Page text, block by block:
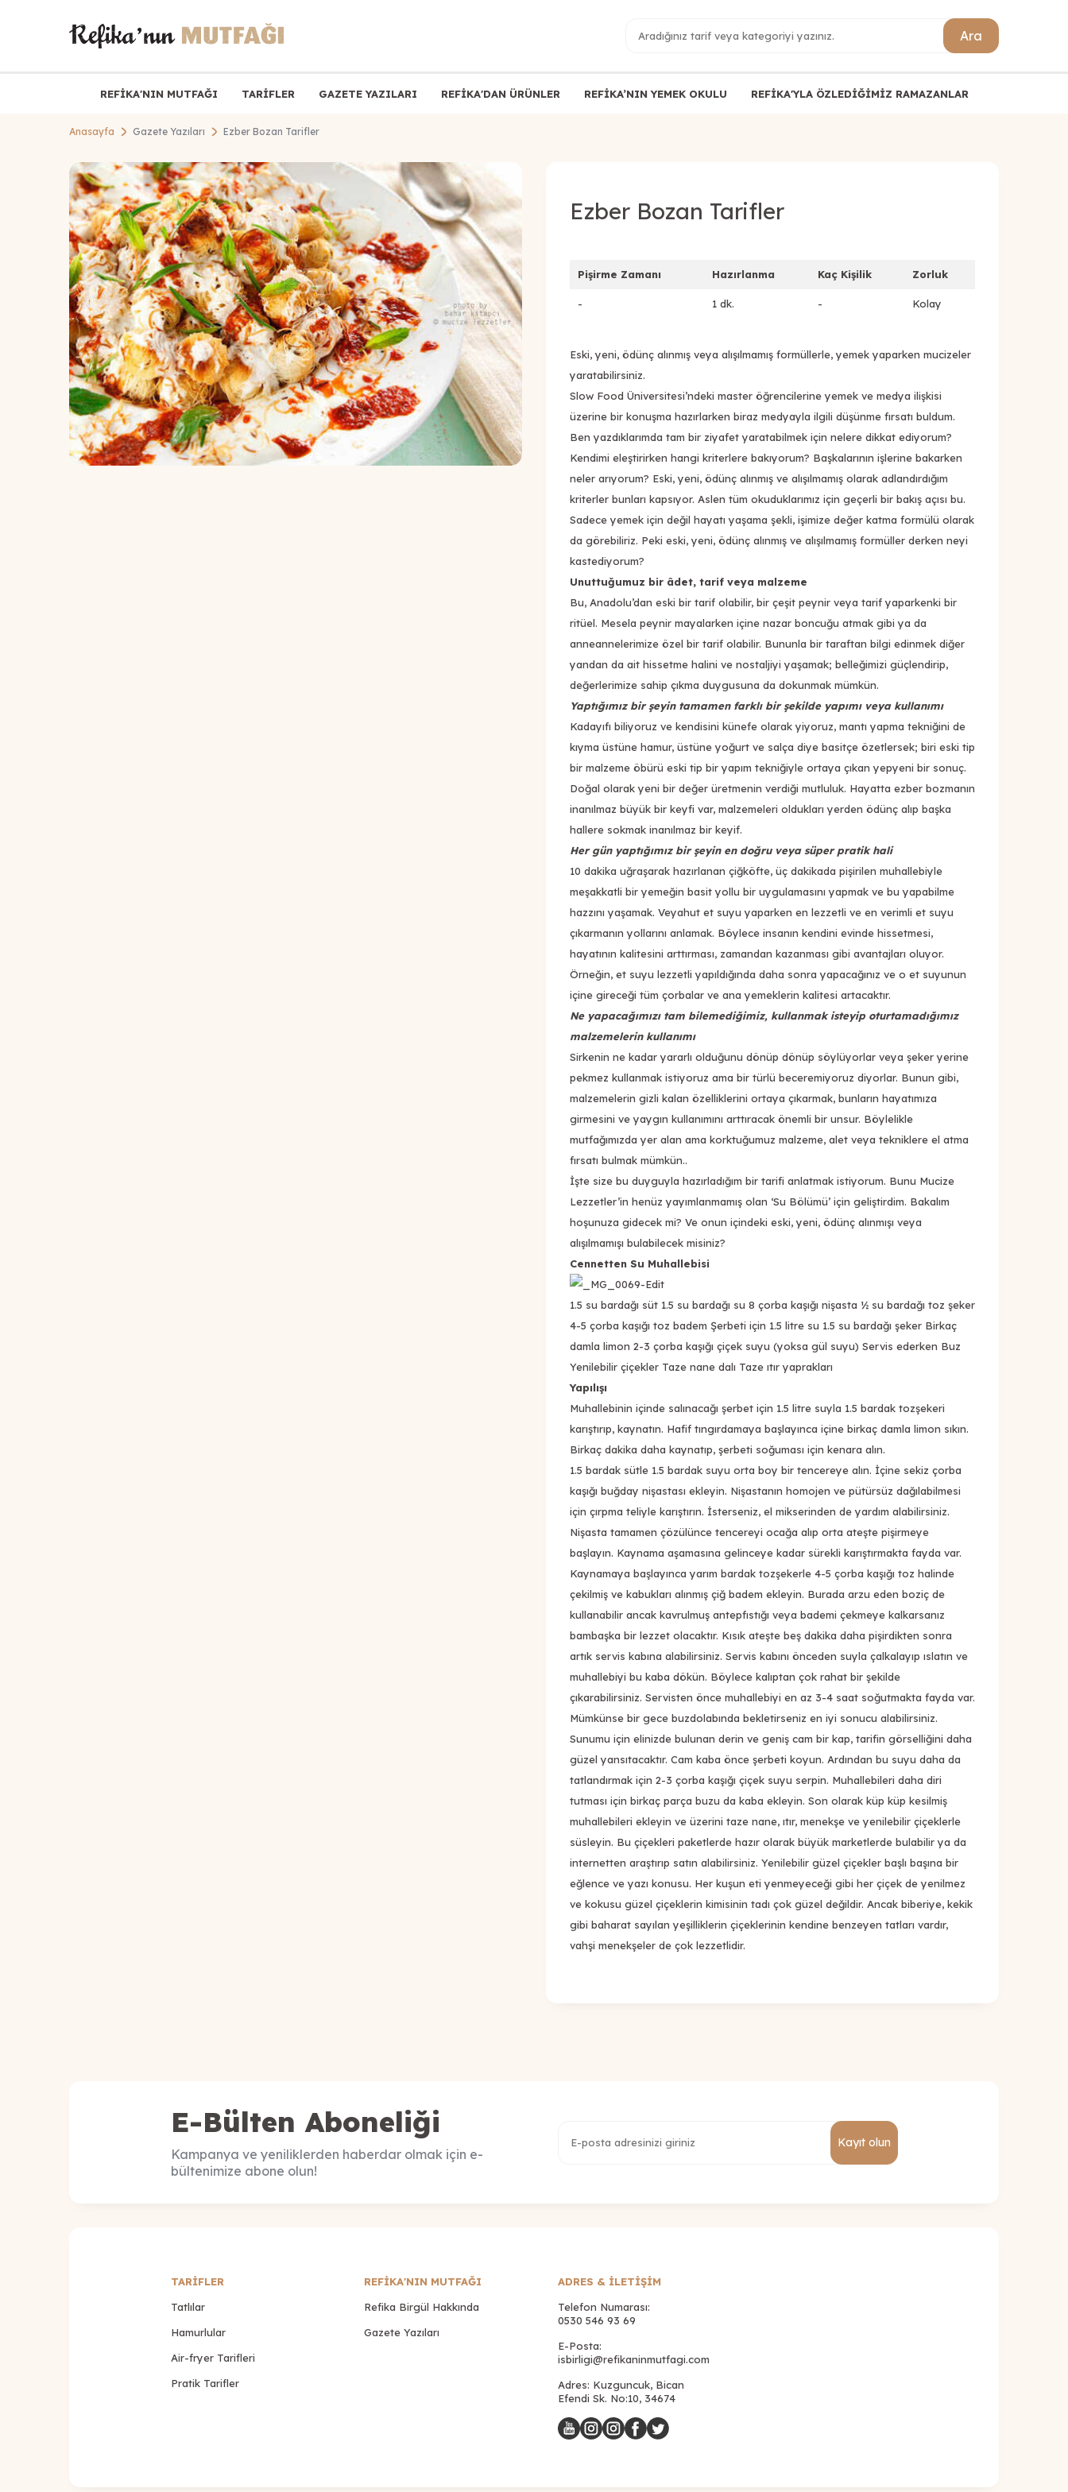
Ara
REFİKA'NIN MUTFAĞI TARİFLER GAZETE YAZILARI REFİKA'DAN ÜRÜNLER REFİKA’NIN YEMEK OKULU REFİKA'YLA ÖZLEDİĞİMİZ RAMAZANLAR
Anasayfa Gazete Yazıları Ezber Bozan Tarifler
Ezber Bozan Tarifler
Pişirme Zamanı Hazırlanma Kaç Kişilik Zorluk
- 1 dk. - Kolay
Eski, yeni, ödünç alınmış veya alışılmamış formüllerle, yemek yaparken mucizeler
yaratabilirsiniz.
Slow Food Üniversitesi’ndeki master öğrencilerine yemek ve medya ilişkisi
üzerine bir konuşma hazırlarken biraz medyayla ilgili düşünme fırsatı buldum.
Ben yazdıklarımda tam bir ziyafet yaratabilmek için nelere dikkat ediyorum?
Kendimi eleştirirken hangi kriterlere bakıyorum? Başkalarının işlerine bakarken
neler arıyorum? Eski, yeni, ödünç alınmış ve alışılmamış olarak adlandırdığım
kriterler bunları kapsıyor. Aslen tüm okuduklarımız için geçerli bir bakış açısı bu.
Sadece yemek için değil hayatı yaşama şekli, işimize değer katma formülü olarak
da görebiliriz. Peki eski, yeni, ödünç alınmış ve alışılmamış formüller derken neyi
kastediyorum?
Unuttuğumuz bir âdet, tarif veya malzeme
Bu, Anadolu’dan eski bir tarif olabilir, bir çeşit peynir veya tarif yaparkenki bir
ritüel. Mesela peynir mayalarken içine nazar boncuğu atmak gibi ya da
anneannelerimize özel bir tarif olabilir. Bununla bir taraftan bilgi edinmek diğer
yandan da ait hissetme halini ve nostaljiyi yaşamak; belleğimizi güçlendirip,
değerlerimize sahip çıkma duygusuna da dokunmak mümkün.
Yaptığımız bir şeyin tamamen farklı bir şekilde yapımı veya kullanımı
Kadayıfı biliyoruz ve kendisini künefe olarak yiyoruz, mantı yapma tekniğini de
kıyma üstüne hamur, üstüne yoğurt ve salça diye basitçe özetlersek; biri eski tip
bir malzeme öbürü eski tip bir yapım tekniğiyle ortaya çıkan yepyeni bir sonuç.
Doğal olarak yeni bir değer üretmenin verdiği mutluluk. Hayatta ezber bozmanın
inanılmaz büyük bir keyfi var, malzemeleri oldukları yerden ödünç alıp başka
hallere sokmak inanılmaz bir keyif.
Her gün yaptığımız bir şeyin en doğru veya süper pratik hali
10 dakika uğraşarak hazırlanan çiğköfte, üç dakikada pişirilen muhallebiyle
meşakkatli bir yemeğin basit yollu bir uygulamasını yapmak ve bu yapabilme
hazzını yaşamak. Veyahut et suyu yaparken en lezzetli ve en verimli et suyu
çıkarmanın yollarını anlamak. Böylece insanın kendini evinde hissetmesi,
hayatının kalitesini arttırması, zamandan kazanması gibi avantajları oluyor.
Örneğin, et suyu lezzetli yapıldığında daha sonra yapacağınız ve o et suyunun
içine gireceği tüm çorbalar ve ana yemeklerin kalitesi artacaktır.
Ne yapacağımızı tam bilemediğimiz, kullanmak isteyip oturtamadığımız
malzemelerin kullanımı
Sirkenin ne kadar yararlı olduğunu dönüp dönüp söylüyorlar veya şeker yerine
pekmez kullanmak istiyoruz ama bir türlü beceremiyoruz diyorlar. Bunun gibi,
malzemelerin gizli kalan özelliklerini ortaya çıkarmak, bunların hayatımıza
girmesini ve yaygın kullanımını arttıracak önemli bir unsur. Böylelikle
mutfağımızda yer alan ama korktuğumuz malzeme, alet veya tekniklere el atma
fırsatı bulmak mümkün..
İşte size bu duyguyla hazırladığım bir tarifi anlatmak istiyorum. Bunu Mucize
Lezzetler’in henüz yayımlanmamış olan ‘Su Bölümü’ için geliştirdim. Bakalım
hoşunuza gidecek mi? Ve onun içindeki eski, yeni, ödünç alınmışı veya
alışılmamışı bulabilecek misiniz?
Cennetten Su Muhallebisi
1.5 su bardağı süt 1.5 su bardağı su 8 çorba kaşığı nişasta ½ su bardağı toz şeker
4-5 çorba kaşığı toz badem Şerbeti için 1.5 litre su 1.5 su bardağı şeker Birkaç
damla limon 2-3 çorba kaşığı çiçek suyu (yoksa gül suyu) Servis ederken Buz
Yenilebilir çiçekler Taze nane dalı Taze ıtır yaprakları
Yapılışı
Muhallebinin içinde salınacağı şerbet için 1.5 litre suyla 1.5 bardak tozşekeri
karıştırıp, kaynatın. Hafif tıngırdamaya başlayınca içine birkaç damla limon sıkın.
Birkaç dakika daha kaynatıp, şerbeti soğuması için kenara alın.
1.5 bardak sütle 1.5 bardak suyu orta boy bir tencereye alın. İçine sekiz çorba
kaşığı buğday nişastası ekleyin. Nişastanın homojen ve pütürsüz dağılabilmesi
için çırpma teliyle karıştırın. İsterseniz, el mikserinden de yardım alabilirsiniz.
Nişasta tamamen çözülünce tencereyi ocağa alıp orta ateşte pişirmeye
başlayın. Kaynama aşamasına gelinceye kadar sürekli karıştırmakta fayda var.
Kaynamaya başlayınca yarım bardak tozşekerle 4-5 çorba kaşığı toz halinde
çekilmiş ve kabukları alınmış çiğ badem ekleyin. Burada arzu eden boziç de
kullanabilir ancak kavrulmuş antepfıstığı veya bademi çekmeye kalkarsanız
bambaşka bir lezzet olacaktır. Kısık ateşte beş dakika daha pişirdikten sonra
artık servis kabına alabilirsiniz. Servis kabını önceden suyla çalkalayıp ıslatın ve
muhallebiyi bu kaba dökün. Böylece kalıptan çok rahat bir şekilde
çıkarabilirsiniz. Servisten önce muhallebiyi en az 3-4 saat soğutmakta fayda var.
Mümkünse bir gece buzdolabında bekletirseniz en iyi sonucu alabilirsiniz.
Sunumu için elinizde bulunan derin ve geniş cam bir kap, tarifin görselliğini daha
güzel yansıtacaktır. Cam kaba önce şerbeti koyun. Ardından bu suyu daha da
tatlandırmak için 2-3 çorba kaşığı çiçek suyu serpin. Muhallebileri daha diri
tutması için birkaç parça buzu da kaba ekleyin. Son olarak küp küp kesilmiş
muhallebileri ekleyin ve üzerini taze nane, ıtır, menekşe ve yenilebilir çiçeklerle
süsleyin. Bu çiçekleri paketlerde hazır olarak büyük marketlerde bulabilir ya da
internetten araştırıp satın alabilirsiniz. Yenilebilir güzel çiçekler başlı başına bir
eğlence ve yazı konusu. Her kuşun eti yenmeyeceği gibi her çiçek de yenilmez
ve kokusu güzel çiçeklerin kimisinin tadı çok güzel değildir. Ancak biberiye, kekik
gibi baharat sayılan yeşilliklerin çiçeklerinin kendine benzeyen tatları vardır,
vahşi menekşeler de çok lezzetlidir.
E-Bülten Aboneliği
Kampanya ve yeniliklerden haberdar olmak için e-
bültenimize abone olun!
Kayıt olun
TARİFLER
Tatlılar
Hamurlular
Air-fryer Tarifleri
Pratik Tarifler
REFİKA'NIN MUTFAĞI
Refika Birgül Hakkında
Gazete Yazıları
ADRES & İLETIŞIM
Telefon Numarası:
0530 546 93 69
E-Posta:
isbirligi@refikaninmutfagi.com
Adres: Kuzguncuk, Bican
Efendi Sk. No:10, 34674